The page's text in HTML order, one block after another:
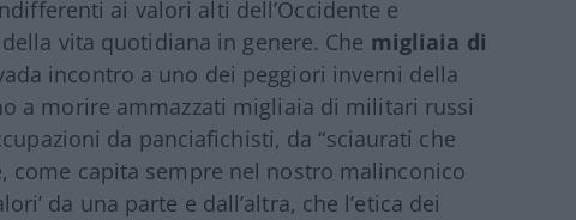
ai valori alti dell’Occidente e
vita quotidiana in genere. Che migliaia di
incontro a uno dei peggiori inverni della
a morire ammazzati migliaia di militari russi
da panciafichisti, da “sciaurati che
come capita sempre nel nostro malinconico
da una parte e dall’altra, che l’etica dei